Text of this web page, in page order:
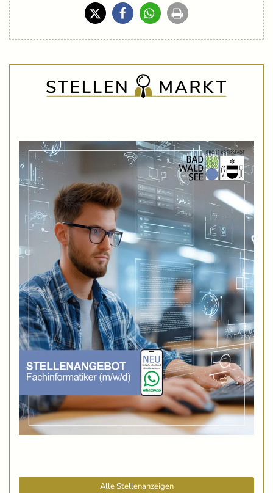
Alle Stellenanzeigen